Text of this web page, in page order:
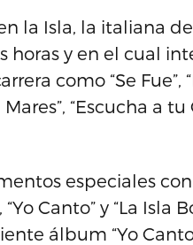
la Isla, la italiana
horas y en el cual
como “Se Fue”,
“Escucha a
especiales con
Canto” y “La Isla
álbum “Yo